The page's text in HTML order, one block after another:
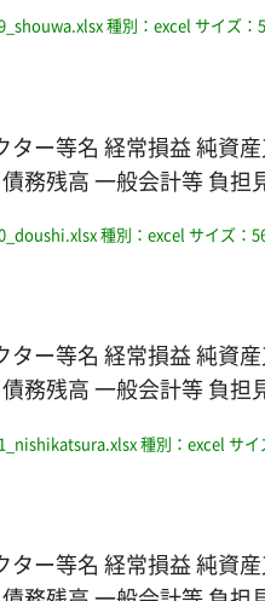
種別：excel サイズ：
ー等名 経常損益 純資
務残高 一般会計等 負担
種別：excel サイズ：
ー等名 経常損益 純資
務残高 一般会計等 負担
種別：excel サイ
ー等名 経常損益 純資